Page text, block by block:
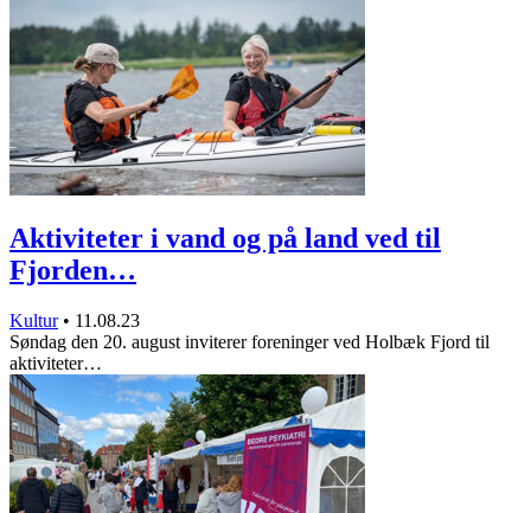
Aktiviteter i vand og på land ved til
Fjorden…
Kultur • 11.08.23
Søndag den 20. august inviterer foreninger ved Holbæk Fjord til
aktiviteter…